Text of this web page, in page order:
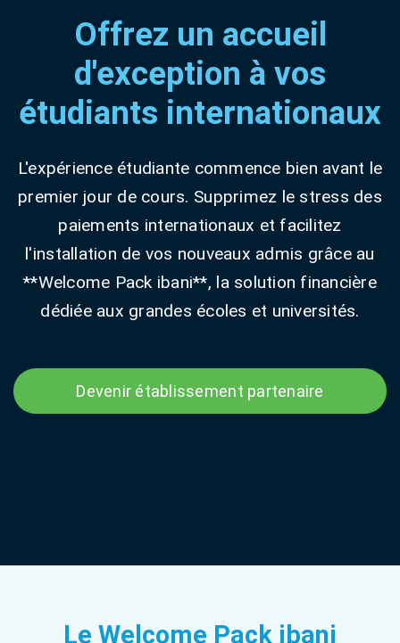
Offrez un accueil
d'exception à vos
étudiants internationaux
L'expérience étudiante commence bien avant le
premier jour de cours. Supprimez le stress des
paiements internationaux et facilitez
l'installation de vos nouveaux admis grâce au
**Welcome Pack ibani**, la solution financière
dédiée aux grandes écoles et universités.
Devenir établissement partenaire
Le Welcome Pack ibani